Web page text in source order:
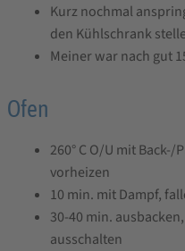
Kurz nochmal
den Kühlschrank
Meiner war nach gut
Ofen
260° C O/U mit
vorheizen
10 min. mit Dampf,
30-40 min.
ausschalten